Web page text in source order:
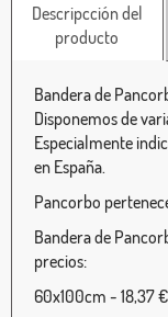
Descripcción del
producto
Bandera de
Disponemos de
Especialmente
en España.
Pancorbo
Bandera de
precios:
60x100cm - 18,37